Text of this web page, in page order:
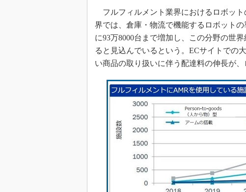
フルフィルメント業界におけるロボッ
界では、倉庫・物流で機能するロボット
に93万8000台まで増加し、この分野の世
ると見込んでいるという。ECサイトでの
い商品の取り扱いに伴う配達料の伸長が